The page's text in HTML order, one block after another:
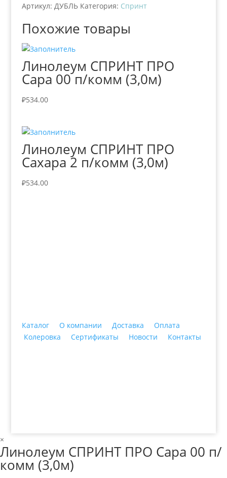
Артикул: ДУБЛЬ Категория: Спринт
Похожие товары
Линолеум СПРИНТ ПРО
Сара 00 п/комм (3,0м)
₽534.00
Линолеум СПРИНТ ПРО
Сахара 2 п/комм (3,0м)
₽534.00
Каталог О компании Доставка
Оплата
Колеровка
Сертификаты Новости Контакты
×
Линолеум СПРИНТ ПРО Сара 00 п/
комм (3,0м)